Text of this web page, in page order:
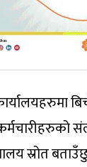
स्रोत